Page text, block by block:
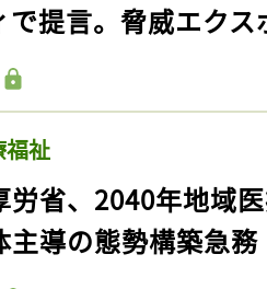
で提言。脅威エク
福祉
労省、2040年地域
主導の態勢構築急務